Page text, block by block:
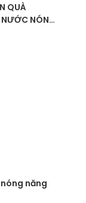
QUÀ
NÓNG
năng